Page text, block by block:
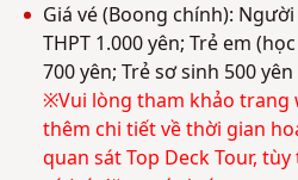
Giá vé (Boong chính):
THPT 1.000 yên; Trẻ em
700 yên; Trẻ sơ sinh 500 yên
※Vui lòng tham khảo trang
thêm chi tiết về thời gian
quan sát Top Deck Tour,